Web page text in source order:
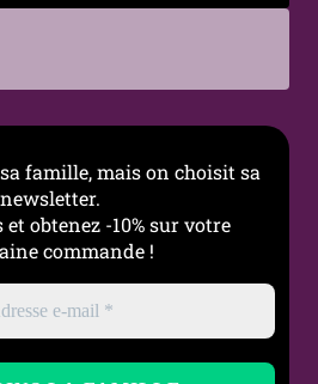
Concert, Festival, Soirée,
Look alternatif
Nettoyer avec un chiffon
famille, mais on choisit sa
newsletter.
obtenez -10% sur votre
commande !